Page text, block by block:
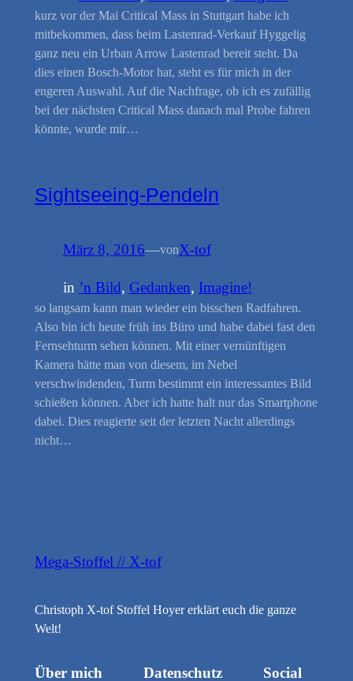
kurz vor der Mai Critical Mass in Stuttgart habe ich
mitbekommen, dass beim Lastenrad-Verkauf Hyggelig
ganz neu ein Urban Arrow Lastenrad bereit steht. Da
dies einen Bosch-Motor hat, steht es für mich in der
engeren Auswahl. Auf die Nachfrage, ob ich es zufällig
bei der nächsten Critical Mass danach mal Probe fahren
könnte, wurde mir…
Sightseeing-Pendeln
März 8, 2016—vonX-tof
in ’n Bild, Gedanken, Imagine!
so langsam kann man wieder ein bisschen Radfahren.
Also bin ich heute früh ins Büro und habe dabei fast den
Fernsehturm sehen können. Mit einer vernünftigen
Kamera hätte man von diesem, im Nebel
verschwindenden, Turm bestimmt ein interessantes Bild
schießen können. Aber ich hatte halt nur das Smartphone
dabei. Dies reagierte seit der letzten Nacht allerdings
nicht…
Mega-Stoffel // X-tof
Christoph X-tof Stoffel Hoyer erklärt euch die ganze
Welt!
Über mich Datenschutz Social